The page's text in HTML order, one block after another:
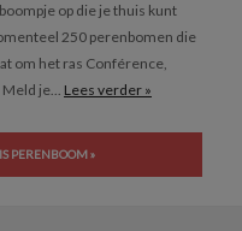
op die je thuis kunt
250 perenbomen die
om het ras Conférence,
je... Lees verder »
PERENBOOM »